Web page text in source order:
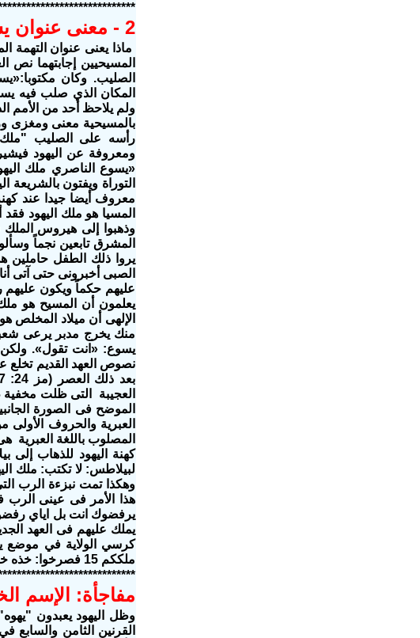
2 - معنى عنوان يسوع فوق الصليب
ماذا يعنى عنوان
المسيحيين إجابتهما نص
الصليب. وكان
المكان الذي صلب فيه يسوع
ولم يلاحظ أحد من الأمم
بالمسيحية معنى ومغزى
رأسه على الصليب "ملك
ومعروفة عن اليهود
«يسوع الناصري ملك
التوراة ويفتون
معروف أيضا جيدا عند
المسيا هو ملك اليهود
وذهبوا إلى هيروس
المشرق تابعين نجماً
يروا ذلك الطفل
الصبى أخبرونى حتى آتى
يعلمون أن المسيح هو
الإلهى أن ميلاد المخلص
يسوع: «انت تقول». ولكن
العجيبة التى ظلت مخفية
الموضح فى الصورة
العبرية والحروف
المصلوب باللغة العبرية
لبيلاطس: لا تكتب: ملك
وهكذا تمت نبزءة الرب
يرفضوك انت بل اياي
ملككم 15 فصرخوا: خذه خذه اصلبه قال لهم بيلاطس: أأصلب ملككم؟ أجاب رؤساء الكهنة: ليس لنا ملك إلا قيصر
مفاجأة: الإسم
وظل اليهود يعبدون
القرنين الثامن